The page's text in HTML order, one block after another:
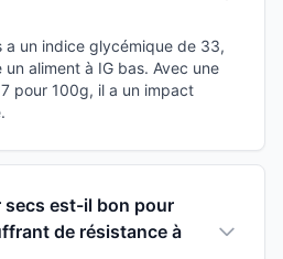
un indice glycémique de 33,
aliment à IG bas. Avec une
pour 100g, il a un impact
est-il bon pour
de résistance à